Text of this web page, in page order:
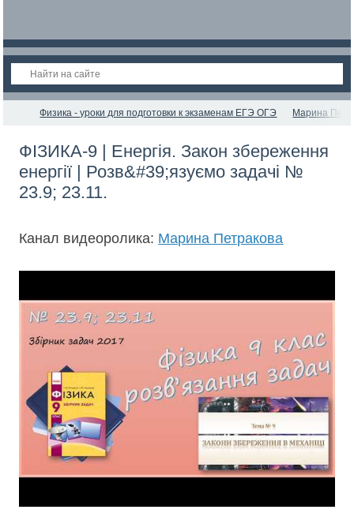
Физика - уроки для подготовки к экзаменам ЕГЭ ОГЭ Марина
ФІЗИКА-9 | Енергія. Закон збереження
енергії | Розв&#39;язуємо задачі №
23.9; 23.11.
Канал видеоролика: Марина Петракова